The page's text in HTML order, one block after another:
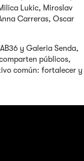
Lukic, Miroslav
Carreras, Oscar
y Galeria Senda,
públicos,
común: fortalecer y